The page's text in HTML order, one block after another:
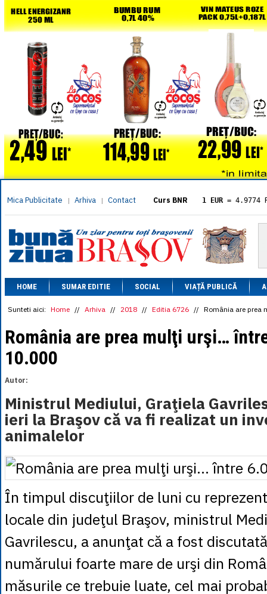
Mica Publicitate | Arhiva | Contact Curs BNR 1 EUR = 4.9774
= 5.8304
1 XAU= 464.4611
1 AED= 1.1933
1 AUD= 2.7957
1 BGN= 2.5449
1 CAD= 3.1559
1 CHF= 5.2813
1 CNY= 0.6015
1 DKK
= 0.6668
1 EGP= 0.0860
1 HUF
1 MXN= 0.2227
1 NOK = 0.4191
1 NZD= 2.6097
1 RUB= 0.0530
1 SEK= 0.4526
1 TRY= 0.1141
1 XDR= 5.9383
HOME SUMAR EDITIE SOCIAL VIAȚĂ PUBLICĂ
Sunteti aici: Home // Arhiva // 2018 // Editia 6726 // România are prea
România are prea mulţi urşi…
10.000
Autor:
Ministrul Mediului, Graţiela
ieri la Braşov că va fi realizat un
animalelor
În timpul discuţiilor de luni cu
locale din judeţul Braşov, ministrul
Gavrilescu, a anunţat că a fost
numărului foarte mare de urşi din
măsurile ce trebuie luate, cel mai